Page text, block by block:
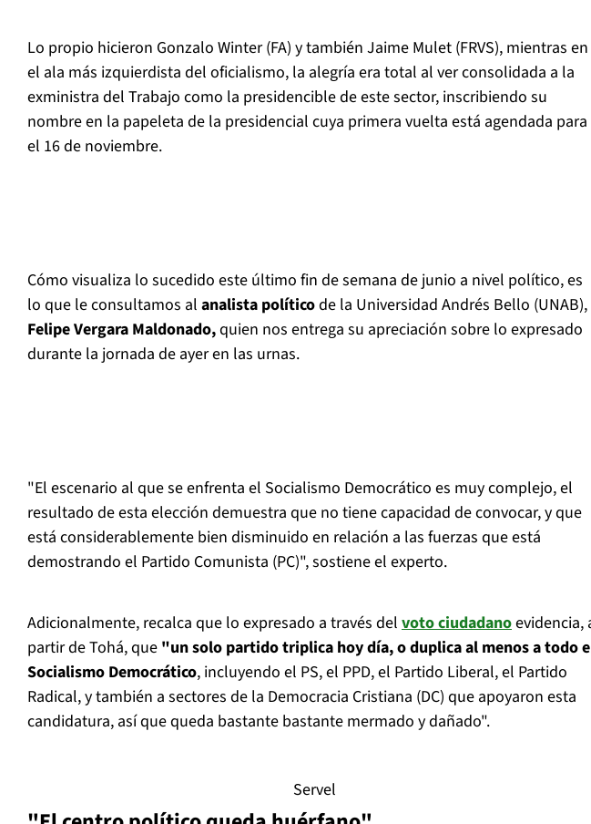
Lo propio hicieron Gonzalo Winter (FA) y también Jaime Mulet (FRVS), mientras en
el ala más izquierdista del oficialismo, la alegría era total al ver consolidada a la
exministra del Trabajo como la presidencible de este sector, inscribiendo su
nombre en la papeleta de la presidencial cuya primera vuelta está agendada para
el 16 de noviembre.
Cómo visualiza lo sucedido este último fin de semana de junio a nivel político, es
lo que le consultamos al analista políticode la Universidad Andrés Bello (UNAB),
Felipe Vergara Maldonado,quien nos entrega su apreciación sobre lo expresado
durante la jornada de ayer en las urnas.
"El escenario al que se enfrenta el Socialismo Democrático es muy complejo, el
resultado de esta elección demuestra que no tiene capacidad de convocar, y que
está considerablemente bien disminuido en relación a las fuerzas que está
demostrando el Partido Comunista (PC)", sostiene el experto.
Adicionalmente, recalca que lo expresado a través del voto ciudadanoevidencia,
partir de Tohá, que "un solo partido triplica hoy día, o duplica al menos a todo
Socialismo Democrático, incluyendo el PS, el PPD, el Partido Liberal, el Partido
Radical, y también a sectores de la Democracia Cristiana (DC) que apoyaron esta
candidatura, así que queda bastante bastante mermado y dañado".
Servel